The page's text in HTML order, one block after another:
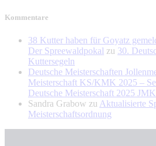
Kommentare
38 Kutter haben für Goyatz
Der Spreewaldpokal zu 30.
Kuttersegeln
Deutsche Meisterschaften
Meisterschaft KS/KMK 2025 –
Deutsche Meisterschaft 2025
Sandra Grabow zu Aktualisierte
Meisterschaftsordnung